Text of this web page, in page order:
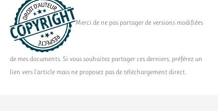
Merci de ne pas partager de versions modifiées
de mes documents. Si vous souhaitez partager ces derniers, préférez un
lien vers l'article mais ne proposez pas de téléchargement direct.